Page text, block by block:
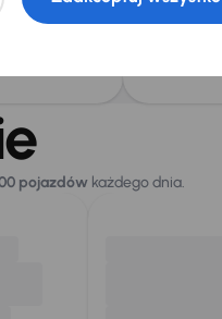
lub
pojazdów każdego dnia.